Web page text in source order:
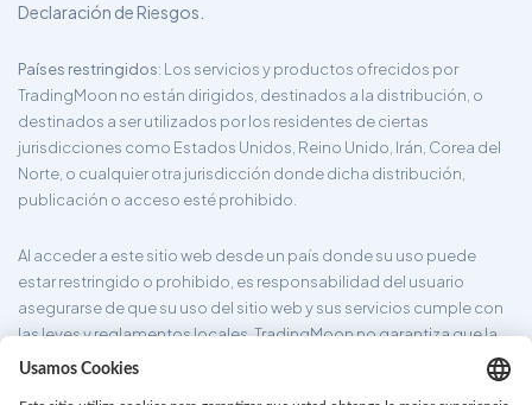
Declaración de Riesgos.
Países restringidos: Los servicios y productos ofrecidos por
TradingMoon no están dirigidos, destinados a la distribución, o
destinados a ser utilizados por los residentes de ciertas
jurisdicciones como Estados Unidos, Reino Unido, Irán, Corea del
Norte, o cualquier otra jurisdicción donde dicha distribución,
publicación o acceso esté prohibido.
Al acceder a este sitio web desde un país donde su uso puede
estar restringido o prohibido, es responsabilidad del usuario
asegurarse de que su uso del sitio web y sus servicios cumple con
las leyes y reglamentos locales. TradingMoon no garantiza que la
información proporcionada en su sitio web sea apropiada para